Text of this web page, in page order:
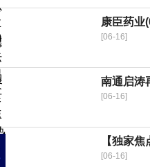
康臣药业
[06-16]
南通启涛
[06-16]
【独家
[06-16]